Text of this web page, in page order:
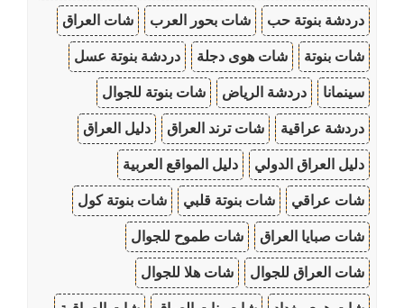
دردشة بنوتة حب شات بحور العرب شات العراق
شات بنوتة شات هوى دجلة دردشة بنوتة عسل
سينمانا دردشة الرياض شات بنوتة للجوال
دردشة عراقية شات ترند العراق دليل العراق
دليل العراق الدولي دليل المواقع العربية
شات عراقي شات بنوتة قلبي شات بنوتة كول
شات صبايا العراق شات طموح للجوال
شات العراق للجوال شات هلا للجوال